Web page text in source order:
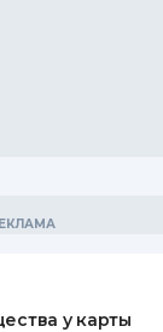
у карты